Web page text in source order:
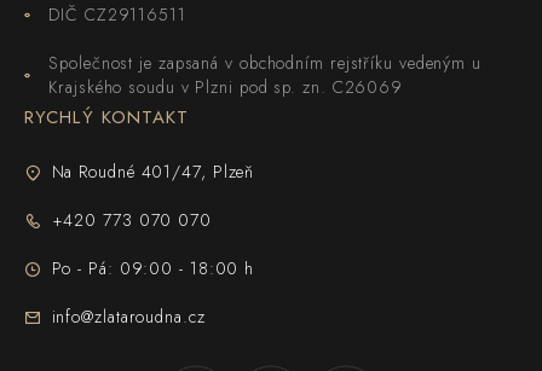
DIČ CZ29116511
Společnost je zapsaná v obchodním rejstříku vedeným u
Krajského soudu v Plzni pod sp. zn. C26069
RYCHLÝ KONTAKT
Na Roudné 401/47, Plzeň
+420 773 070 070
Po - Pá: 09:00 - 18:00 h
info@zlataroudna.cz